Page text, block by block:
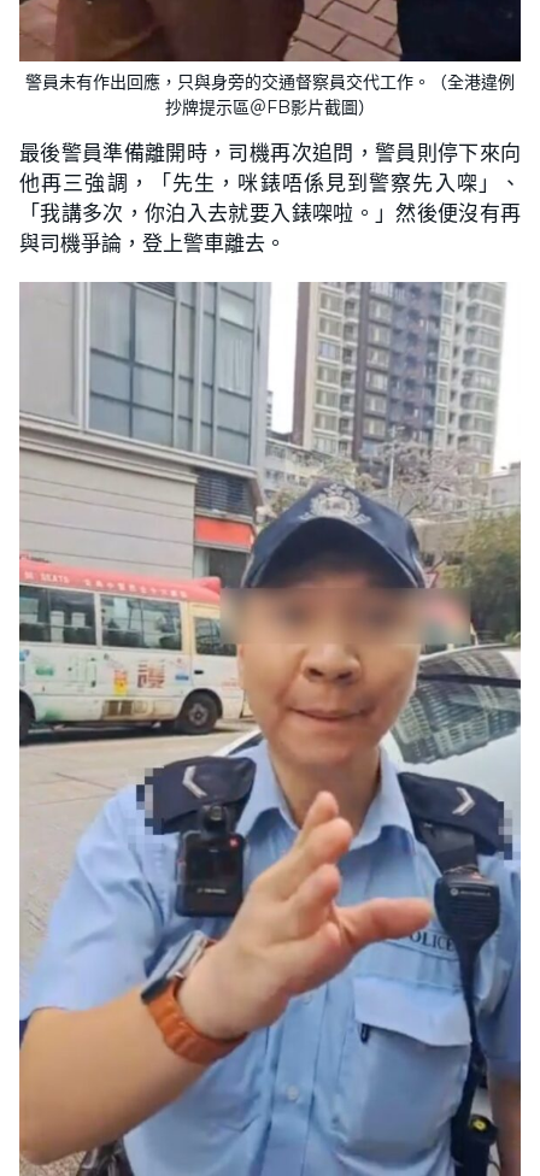
警員未有作出回應，只與身旁的交通督察員交代工作。（全港違例
抄牌提示區＠FB影片截圖）
最後警員準備離開時，司機再次追問，警員則停下來向
他再三強調，「先生，咪錶唔係見到警察先入㗎」、
「我講多次，你泊入去就要入錶㗎啦。」然後便沒有再
與司機爭論，登上警車離去。